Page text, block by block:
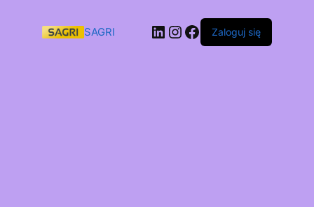
SAGRI Zaloguj się